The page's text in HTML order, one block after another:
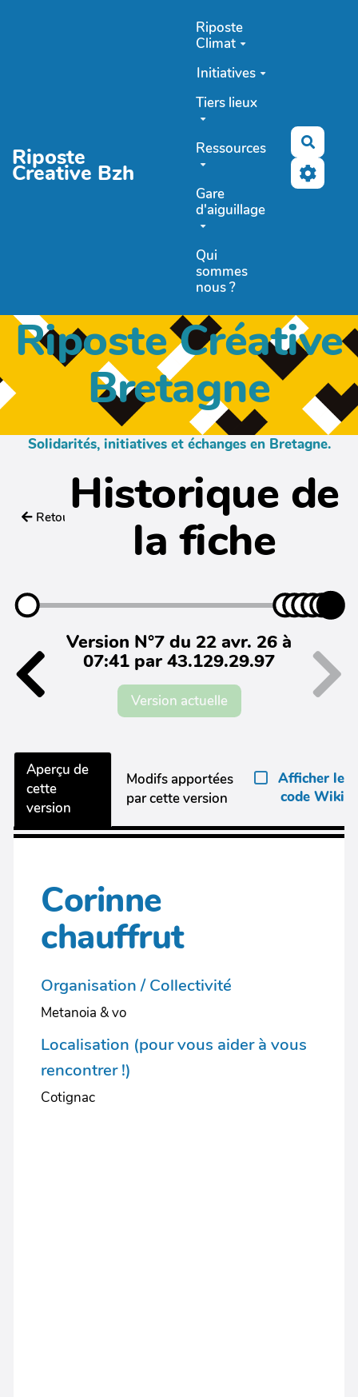
Riposte
Creative Bzh
Riposte
Climat
Initiatives
Tiers lieux
Ressources
Gare
d'aiguillage
Qui
sommes
nous ?
Riposte Créative
Bretagne
Solidarités, initiatives et échanges en Bretagne.
Retour Historique de
la fiche
Version N°7 du 22 avr. 26 à
07:41 par 43.129.29.97
Version actuelle
Aperçu de
cette
version
Modifs apportées
par cette version
Afficher le
code Wiki
Corinne
chauffrut
Organisation / Collectivité
Metanoia & vo
Localisation (pour vous aider à vous
rencontrer !)
Cotignac